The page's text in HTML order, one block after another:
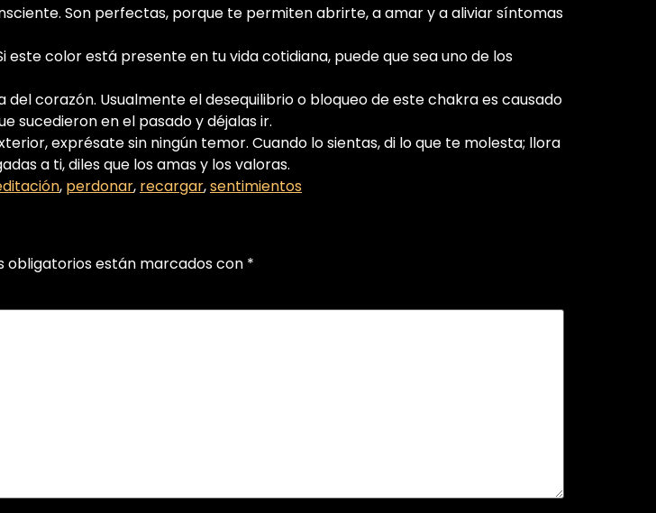
Son perfectas, porque te permiten abrirte, a amar y a aliviar síntomas
este color está presente en tu vida cotidiana, puede que sea uno de los
corazón. Usualmente el desequilibrio o bloqueo de este chakra es causado
sucedieron en el pasado y déjalas ir.
exprésate sin ningún temor. Cuando lo sientas, di lo que te molesta; llora
a ti, diles que los amas y los valoras.
, perdonar, recargar,sentimientos
obligatorios están marcados con *